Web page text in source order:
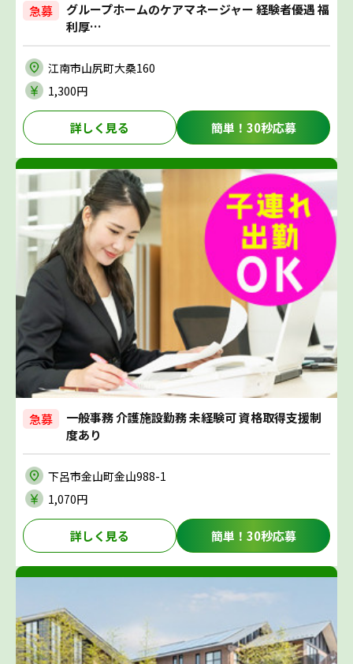
急募
グループホームのケアマネージャー 経験者優遇 福
利厚…
江南市山尻町大桑160
1,300円
詳しく見る 簡単！30秒応募
急募
一般事務 介護施設勤務 未経験可 資格取得支援制
度あり
下呂市金山町金山988-1
1,070円
詳しく見る 簡単！30秒応募